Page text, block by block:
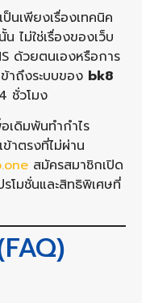
เป็นเพียงเรื่องเทคนิค
ไม่ใช่เรื่องของเว็บ
ด้วยตนเองหรือการ
าถึงระบบของ bk8
ชั่วโมง
เดิมพันทำกำไร
าตรงที่ไม่ผ่าน
สมัครสมาชิกเปิด
โมชั่นและสิทธิพิเศษที่